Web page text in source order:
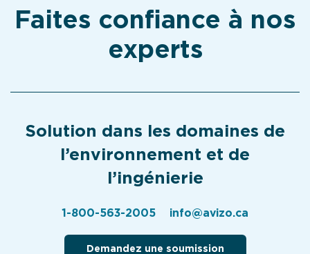
Faites confiance à nos
experts
Solution dans les domaines de
l’environnement et de
l’ingénierie
1-800-563-2005 info@avizo.ca
Demandez une soumission